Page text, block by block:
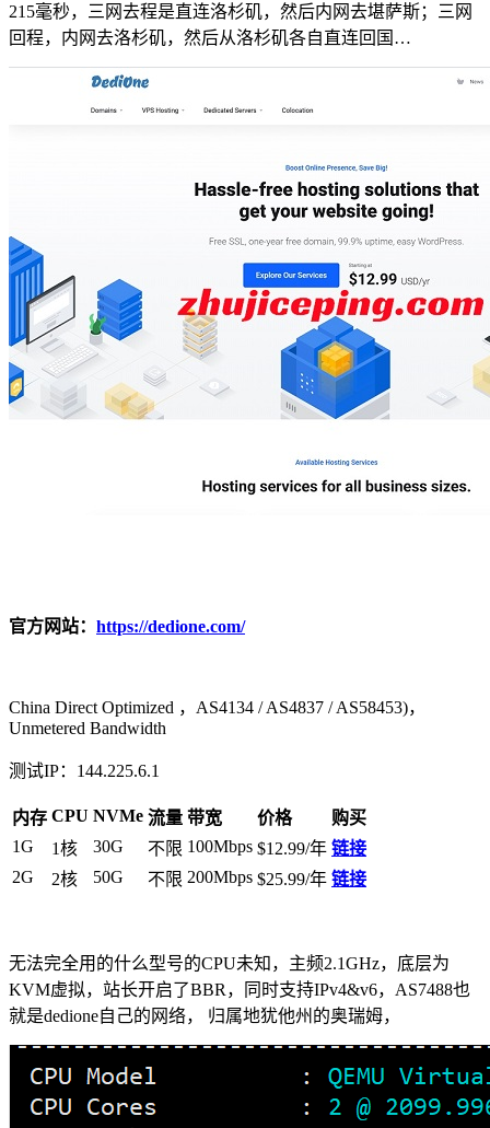
215毫秒，三网去程是直连洛杉矶，然后内网去堪萨斯；三网
回程，内网去洛杉矶，然后从洛杉矶各自直连回国…
官方网站： https://dedione.com/
China Direct Optimized ，AS4134 / AS4837 / AS58453)，
Unmetered Bandwidth
测试IP：144.225.6.1
内存 CPU NVMe 流量 带宽 价格
购买
1G
1核 30G 不限 100Mbps $12.99/年 链接
2G
2核 50G 不限 200Mbps $25.99/年 链接
无法完全用的什么型号的CPU未知，主频2.1GHz，底层为
KVM虚拟，站长开启了BBR，同时支持IPv4&v6，AS7488也
就是dedione自己的网络， 归属地犹他州的奥瑞姆，